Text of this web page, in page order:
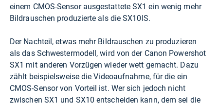
einem CMOS-Sensor ausgestattete SX1 ein wenig mehr
Bildrauschen produzierte als die SX10IS.
Der Nachteil, etwas mehr Bildrauschen zu produzieren
als das Schwestermodell, wird von der Canon Powershot
SX1 mit anderen Vorzügen wieder wett gemacht. Dazu
zählt beispielsweise die Videoaufnahme, für die ein
CMOS-Sensor von Vorteil ist. Wer sich jedoch nicht
zwischen SX1 und SX10 entscheiden kann, dem sei die